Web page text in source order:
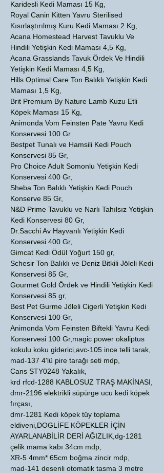
Karidesli Kedi Maması 15 Kg,
Royal Canin Kitten Yavru Sterilised
Kısırlaştırılmış Kuru Kedi Maması 2 Kg,
Acana Homestead Harvest Tavuklu Ve
Hindili Yetişkin Kedi Maması 4,5 Kg,
Acana Grasslands Tavuk Ördek Ve Hindili
Yetişkin Kedi Maması 4,5 Kg,
Hills Optimal Care Ton Balıklı Yetişkin Kedi
Maması 1,5 Kg,
Brit Premium By Nature Lamb Kuzu Etli
Köpek Maması 15 Kg,
Animonda Vom Feinsten Pate Yavru Kedi
Konservesi 100 Gr
Bestpet Tunalı ve Hamsili Kedi Pouch
Konservesi 85 Gr,
Pro Choice Adult Somonlu Yetişkin Kedi
Konservesi 400 Gr,
Sheba Ton Balıklı Yetişkin Kedi Pouch
Konserve 85 Gr,
N&D Prime Tavuklu ve Narlı Tahılsız Yetişkin
Kedi Konservesi 80 Gr,
Dr.Sacchi Av Hayvanlı Yetişkin Kedi
Konservesi 400 Gr,
Gimcat Kedi Ödül Yoğurt 150 gr,
Schesir Ton Balıklı ve Deniz Bitkili Jöleli Kedi
Konservesi 85 Gr,
Gourmet Gold Ördek ve Hindili Yetişkin Kedi
Konservesi 85 gr,
Best Pet Gurme Jöleli Cigerli Yetişkin Kedi
Konservesi 100 Gr,
Animonda Vom Feinsten Biftekli Yavru Kedi
Konservesi 100 Gr,magic power okaliptus
kokulu koku giderici,avc-105 ince telli tarak,
mad-137 4'lü pire tarağı seti mdp,
Cans STY0248 Yakalık,
krd rfcd-1288 KABLOSUZ TRAŞ MAKİNASI,
dmr-2196 elektrikli süpürge ucu kedi köpek
fırçası,
dmr-1281 Kedi köpek tüy toplama
eldiveni,DOGLİFE KÖPEKLER İÇİN
AYARLANABİLİR DERİ AĞIZLIK,dg-1281
çelik mama kabı 34cm mdp,
XR-5 4mm* 65cm boğma zincir mdp,
mad-141 desenli otomatik tasma 3 metre